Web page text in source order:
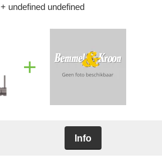
+ undefined undefined
+
Info